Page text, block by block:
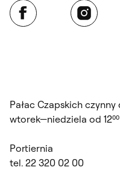
Facebook Instagram
Pałac Czapskich
wtorek—niedziela od 12⁰⁰
Portiernia
tel. 22 320 02 00